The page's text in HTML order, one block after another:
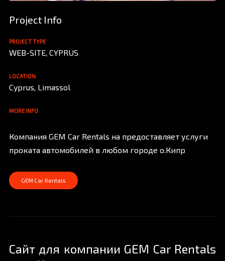
Project Info
PROJECT TYPE
WEB-SITE, CYPRUS
LOCATION
Cyprus, Limassol
MORE INFO
Компания GEM Car Rentals на предоставляет услуги
проката автомобилей в любом городе о.Кипр
GEM Car Rentals
Сайт для компании GEM Car Rentals